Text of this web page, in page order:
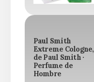
Paul Smith
Extreme Cologne,
de Paul Smith ·
Perfume de
Hombre